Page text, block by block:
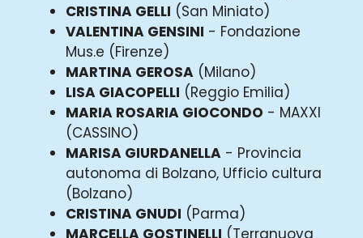
CRISTINA GELLI (San Miniato)
VALENTINA GENSINI - Fondazione
Mus.e (Firenze)
MARTINA GEROSA (Milano)
LISA GIACOPELLI (Reggio Emilia)
MARIA ROSARIA GIOCONDO - MAXXI
(CASSINO)
MARISA GIURDANELLA - Provincia
autonoma di Bolzano, Ufficio cultura
(Bolzano)
CRISTINA GNUDI (Parma)
MARCELLA GOSTINELLI (Terranuova